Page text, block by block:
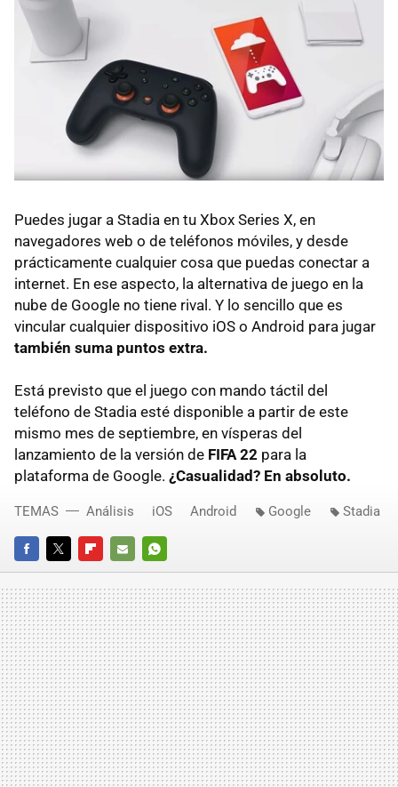
Puedes jugar a Stadia en tu Xbox Series X, en
navegadores web o de teléfonos móviles, y desde
prácticamente cualquier cosa que puedas conectar a
internet. En ese aspecto, la alternativa de juego en la
nube de Google no tiene rival. Y lo sencillo que es
vincular cualquier dispositivo iOS o Android para jugar
también suma puntos extra.
Está previsto que el juego con mando táctil del
teléfono de Stadia esté disponible a partir de este
mismo mes de septiembre, en vísperas del
lanzamiento de la versión de FIFA 22 para la
plataforma de Google. ¿Casualidad? En absoluto.
FACEBOOKTWITTERFLIPBOARD
E-
MAIL
WHATSAPP
TEMAS Análisis iOS Android Google Stadia